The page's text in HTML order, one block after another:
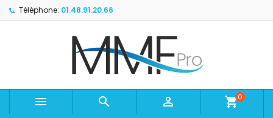
Téléphone: 01.48.91.20.66
   shopping_cart0